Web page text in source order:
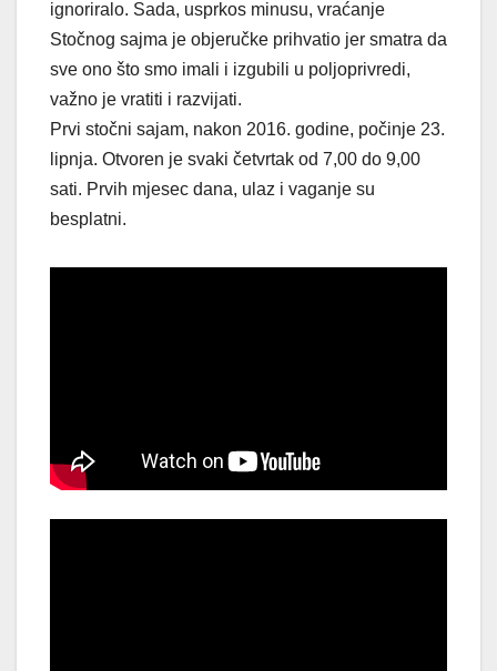
ignoriralo. Sada, usprkos minusu, vraćanje
Stočnog sajma je objeručke prihvatio jer smatra da
sve ono što smo imali i izgubili u poljoprivredi,
važno je vratiti i razvijati.
Prvi stočni sajam, nakon 2016. godine, počinje 23.
lipnja. Otvoren je svaki četvrtak od 7,00 do 9,00
sati. Prvih mjesec dana, ulaz i vaganje su
besplatni.